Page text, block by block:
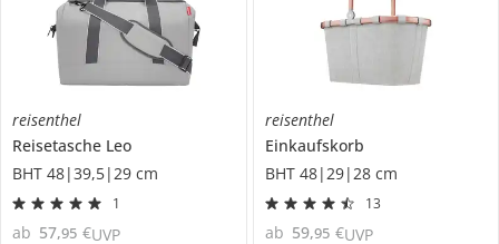
reisenthel
Reisetasche Leo
BHT 48|39,5|29 cm
1
ab 57,95 €UVP
reisenthel
Einkaufskorb
BHT 48|29|28 cm
13
ab 59,95 €UVP